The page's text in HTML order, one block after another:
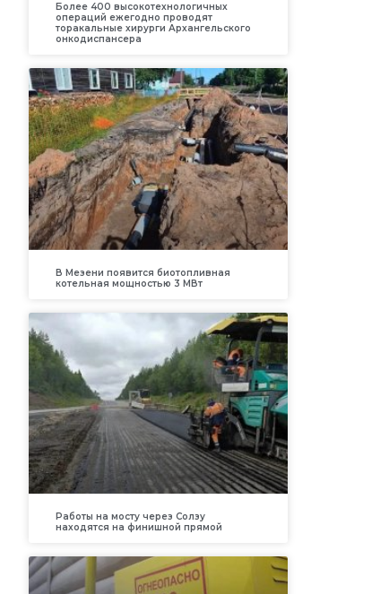
Более 400 высокотехнологичных
операций ежегодно проводят
торакальные хирурги Архангельского
онкодиспансера
В Мезени появится биотопливная
котельная мощностью 3 МВт
Работы на мосту через Солзу
находятся на финишной прямой